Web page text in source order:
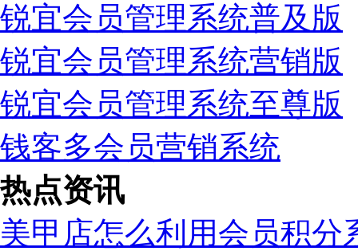
锐宜会员管理系统普及版
锐宜会员管理系统营销版
锐宜会员管理系统至尊版
钱客多会员营销系统
热点资讯
美甲店怎么利用会员积分